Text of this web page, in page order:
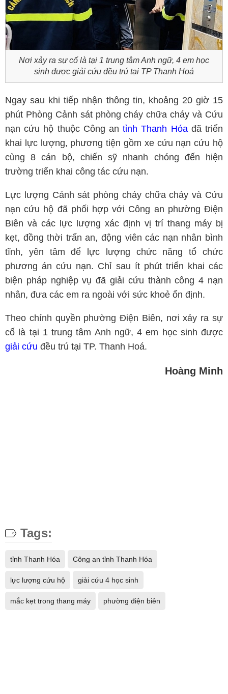
Nơi xảy ra sự cố là tại 1 trung tâm Anh ngữ, 4 em học
sinh được giải cứu đều trú tại TP Thanh Hoá
Ngay sau khi tiếp nhận thông tin, khoảng 20 giờ 15
phút Phòng Cảnh sát phòng cháy chữa cháy và Cứu
nạn cứu hộ thuộc Công antỉnh Thanh Hóađã triển
khai lực lượng, phương tiện gồm xe cứu nạn cứu hộ
cùng 8 cán bộ, chiến sỹ nhanh chóng đến hiện
trường triển khai công tác cứu nạn.
Lực lượng Cảnh sát phòng cháy chữa cháy và Cứu
nạn cứu hộ đã phối hợp với Công an phường Điện
Biên và các lực lượng xác định vị trí thang máy bị
kẹt, đồng thời trấn an, động viên các nạn nhân bình
tĩnh, yên tâm để lực lượng chức năng tổ chức
phương án cứu nạn. Chỉ sau ít phút triển khai các
biện pháp nghiệp vụ đã giải cứu thành công 4 nạn
nhân, đưa các em ra ngoài với sức khoẻ ổn định.
Theo chính quyền phường Điện Biên, nơi xảy ra sự
cố là tại 1 trung tâm Anh ngữ, 4 em học sinh được
giải cứu đều trú tại TP. Thanh Hoá.
Hoàng Minh
Tags:
tỉnh Thanh Hóa Công an tỉnh Thanh Hóa
lực lượng cứu hộ giải cứu 4 học sinh
mắc kẹt trong thang máy phường điện biên